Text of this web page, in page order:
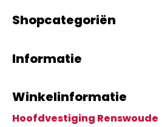
Shopcategoriën
Informatie
Winkelinformatie
Hoofdvestiging Renswoude